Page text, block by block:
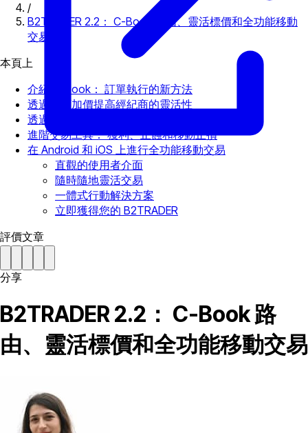
/
B2TRADER 2.2： C-Book 路由、靈活標價和全功能移動
交易
本頁上
介紹 C-Book： 訂單執行的新方法
透過自訂加價提高經紀商的靈活性
透過多種流通量提供者分散風險
進階交易工具： 獲利、止蝕和移動止損
在 Android 和 iOS 上進行全功能移動交易
直觀的使用者介面
隨時隨地靈活交易
一體式行動解決方案
立即獲得您的 B2TRADER
評價文章
分享
B2TRADER 2.2： C-Book 路
由、靈活標價和全功能移動交易